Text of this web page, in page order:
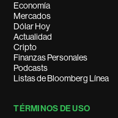
Economía
Mercados
Dólar Hoy
Actualidad
Cripto
Finanzas Personales
Podcasts
Listas de Bloomberg Línea
TÉRMINOS DE USO